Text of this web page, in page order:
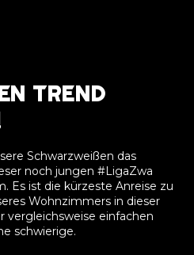
TREND
Schwarzweißen das
noch jungen #LigaZwa
Es ist die kürzeste Anreise zu
Wohnzimmers in dieser
vergleichsweise einfachen
schwierige.